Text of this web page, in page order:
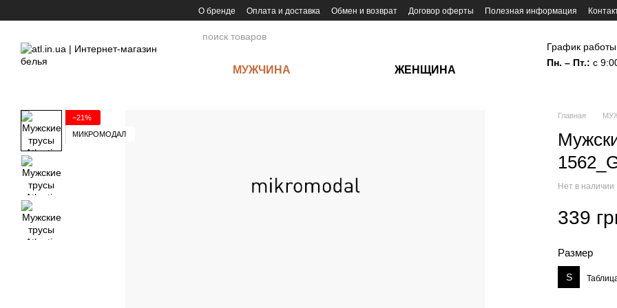
О бренде Оплата и доставка Обмен и возврат Договор оферты Полезная информация
МУЖЧИНА ЖЕНЩИНА
График
Пн. – Пт.: с
−21%
МИКРОМОДАЛ
Главная
Нет в наличии
339
Размер
S